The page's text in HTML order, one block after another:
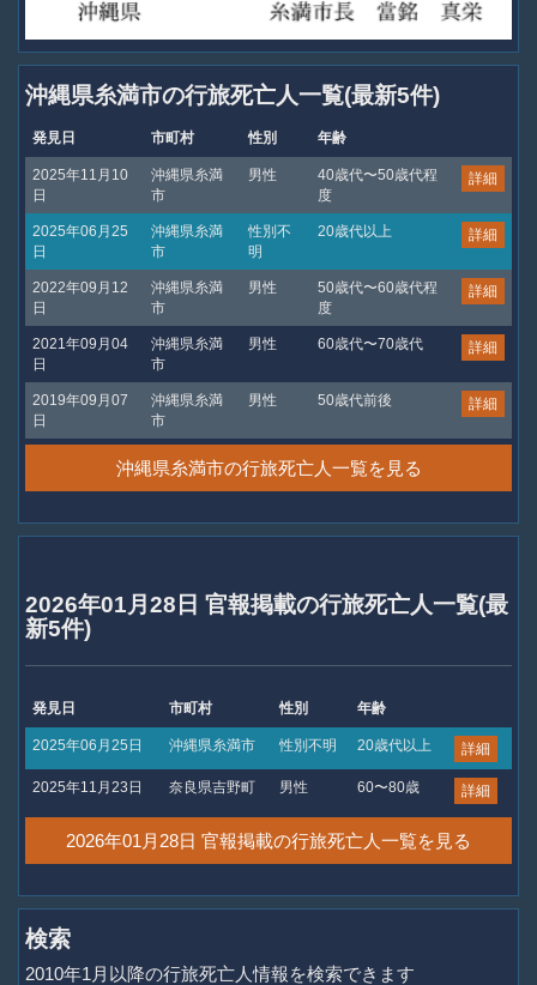
沖縄県糸満市の行旅死亡人一覧(最新5件)
発見日 市町村 性別 年齢
2025年11月10
日
沖縄県糸満
市
男性
40歳代〜50歳代程
度
詳細
2025年06月25
日
沖縄県糸満
市
性別不
明
20歳代以上 詳細
2022年09月12
日
沖縄県糸満
市
男性
50歳代〜60歳代程
度
詳細
2021年09月04
日
沖縄県糸満
市
男性 60歳代〜70歳代 詳細
2019年09月07
日
沖縄県糸満
市
男性 50歳代前後 詳細
沖縄県糸満市の行旅死亡人一覧を見る
2026年01月28日 官報掲載の行旅死亡人一覧(最
新5件)
発見日 市町村 性別 年齢
2025年06月25日 沖縄県糸満市 性別不明 20歳代以上 詳細
2025年11月23日 奈良県吉野町 男性 60〜80歳 詳細
2026年01月28日 官報掲載の行旅死亡人一覧を見る
検索
2010年1月以降の行旅死亡人情報を検索できます